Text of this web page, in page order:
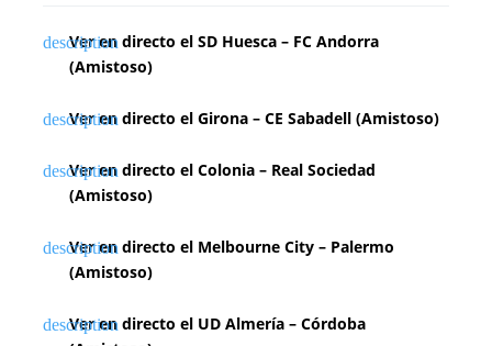
Ver en directo el SD Huesca – FC Andorra
(Amistoso)
Ver en directo el Girona – CE Sabadell (Amistoso)
Ver en directo el Colonia – Real Sociedad
(Amistoso)
Ver en directo el Melbourne City – Palermo
(Amistoso)
Ver en directo el UD Almería – Córdoba